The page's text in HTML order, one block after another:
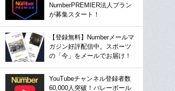
NumberPREMIER法人プラン
が募集スタート！
【登録無料】Numberメールマ
ガジン好評配信中。スポーツ
の「今」をメールでお届け！
YouTubeチャンネル登録者数
60,000人突破！バレーボール